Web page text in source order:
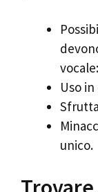
vocale:
Uso
unico.